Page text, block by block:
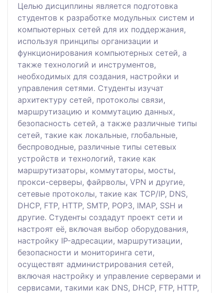
Целью дисциплины является подготовка
студентов к разработке модульных систем и
компьютерных сетей для их поддержания,
используя принципы организации и
функционирования компьютерных сетей, а
также технологий и инструментов,
необходимых для создания, настройки и
управления сетями. Студенты изучат
архитектуру сетей, протоколы связи,
маршрутизацию и коммутацию данных,
безопасность сетей, а также различные типы
сетей, такие как локальные, глобальные,
беспроводные, различные типы сетевых
устройств и технологий, такие как
маршрутизаторы, коммутаторы, мосты,
прокси-серверы, файрволы, VPN и другие,
сетевые протоколы, такие как TCP/IP, DNS,
DHCP, FTP, HTTP, SMTP, POP3, IMAP, SSH и
другие. Студенты создадут проект сети и
настроят её, включая выбор оборудования,
настройку IP-адресации, маршрутизации,
безопасности и мониторинга сети,
осуществят администрирования сетей,
включая настройку и управление серверами и
сервисами, такими как DNS, DHCP, FTP, HTTP,